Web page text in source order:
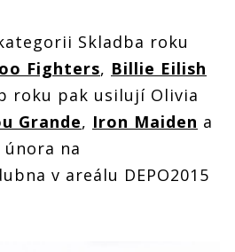
Skladba roku
Fighters, Billie Eilish
roku pak usilují Olivia
Grande, Iron Maiden a
na
v areálu DEPO2015